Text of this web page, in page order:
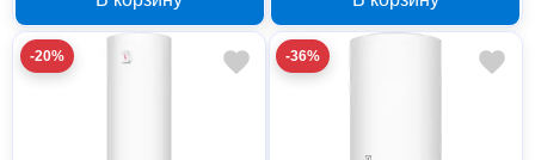
DryHeat 1039855 1039852
-20% -36%